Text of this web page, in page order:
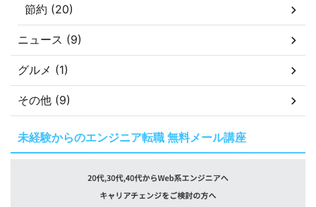
節約 (20)
ニュース (9)
グルメ (1)
その他 (9)
未経験からのエンジニア転職 無料メール講座